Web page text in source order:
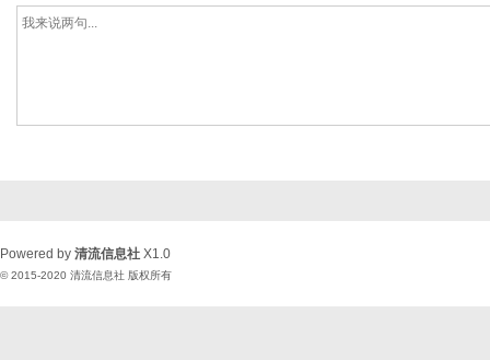
Powered by 清流信息社 X1.0
© 2015-2020 清流信息社 版权所有